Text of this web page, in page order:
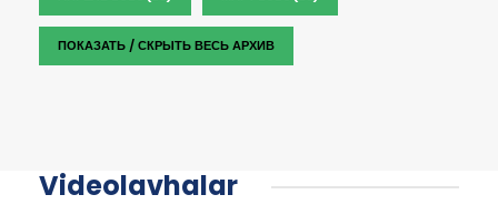
ПОКАЗАТЬ / СКРЫТЬ ВЕСЬ АРХИВ
Videolavhalar